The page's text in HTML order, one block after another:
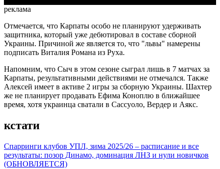
реклама
Отмечается, что Карпаты особо не планируют удерживать
защитника, который уже дебютировал в составе сборной
Украины. Причиной же является то, что "львы" намерены
подписать Виталия Романа из Руха.
Напомним, что Сыч в этом сезоне сыграл лишь в 7 матчах за
Карпаты, результативными действиями не отмечался. Также
Алексей имеет в активе 2 игры за сборную Украины. Шахтер
же не планирует продавать Ефима Коноплю в ближайшее
время, хотя украинца сватали в Сассуоло, Вердер и Аякс.
кстати
Спарринги клубов УПЛ, зима 2025/26 – расписание и все
результаты: позор Динамо, доминация ЛНЗ и нули новичков
(ОБНОВЛЯЕТСЯ)